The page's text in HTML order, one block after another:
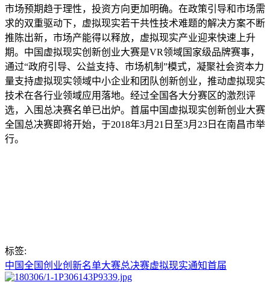
市场预期趋于理性，投资方向更加明确。在政策引导和市场需
求的双重驱动下，虚拟现实若干共性技术难题的解决方案不断
推陈出新，市场产能得以释放，虚拟现实产业迎来快速上升
期。中国虚拟现实创新创业大赛是VR领域国家级品牌赛事，
通过“政府引导、公益支持、市场机制”模式，凝聚社会资本力
量支持虚拟现实领域中小企业和团队创新创业，推动虚拟现实
技术在各行业领域应用落地。经过全国各大分赛区的激烈评
选，入围总决赛名单已出炉。首届中国虚拟现实创新创业大赛
全国总决赛即将开始，于2018年3月21日至3月23日在南昌市举
行。
标签:
中国全国创业创新名单大赛总决赛虚拟现实通知首届